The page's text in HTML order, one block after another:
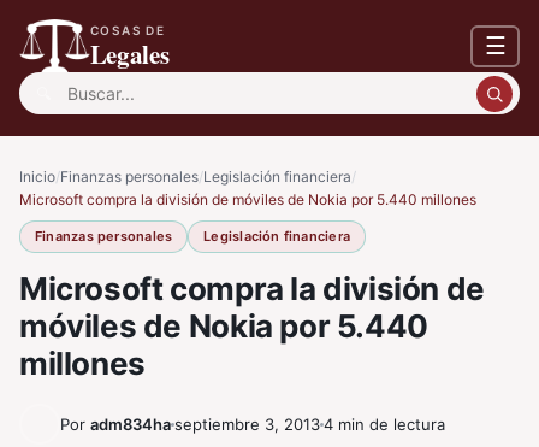
COSAS DE
Legales ☰
Buscar:
Inicio/Finanzas personales/Legislación financiera/
Microsoft compra la división de móviles de Nokia por 5.440 millones
Finanzas personales Legislación financiera
Microsoft compra la división de
móviles de Nokia por 5.440
millones
Por adm834haseptiembre 3, 20134 min de lectura